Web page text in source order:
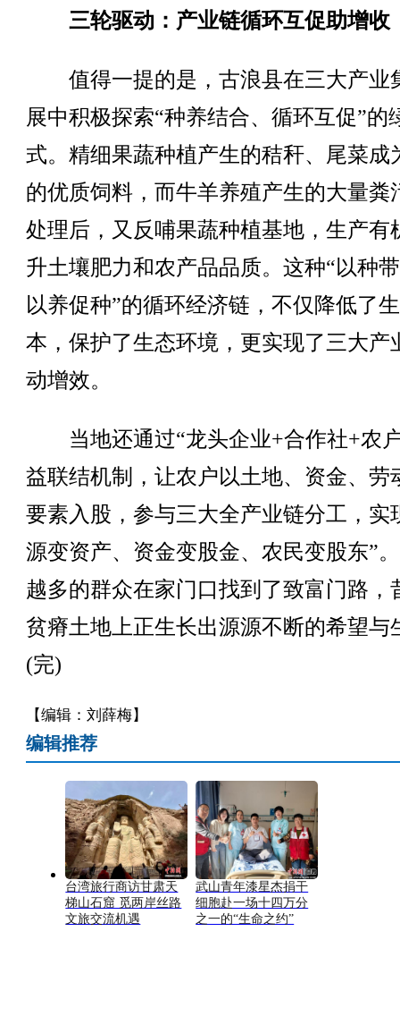
三轮驱动：产业链循环互促助增收
值得一提的是，古浪县在三大产业
展中积极探索“种养结合、循环互促”的
式。精细果蔬种植产生的秸秆、尾菜成
的优质饲料，而牛羊养殖产生的大量粪
处理后，又反哺果蔬种植基地，生产有
升土壤肥力和农产品品质。这种“以种
以养促种”的循环经济链，不仅降低了
本，保护了生态环境，更实现了三大产
动增效。
当地还通过“龙头企业+合作社+农
益联结机制，让农户以土地、资金、劳
要素入股，参与三大全产业链分工，实
源变资产、资金变股金、农民变股东”
越多的群众在家门口找到了致富门路，
贫瘠土地上正生长出源源不断的希望与
(完)
【编辑：刘薛梅】
编辑推荐
台湾旅行商访甘肃天
梯山石窟 觅两岸丝路
文旅交流机遇
武山青年漆星杰捐干
细胞赴一场十四万分
之一的“生命之约”